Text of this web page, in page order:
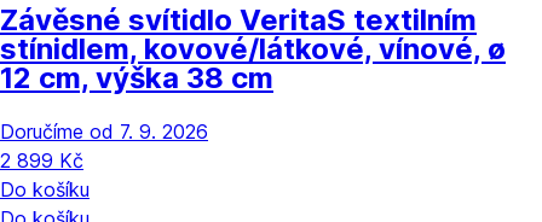
Závěsné svítidlo VeritaS textilním
stínidlem, kovové/látkové, vínové, ø
12 cm, výška 38 cm
Doručíme od 7. 9. 2026
2 899 Kč
Do košíku